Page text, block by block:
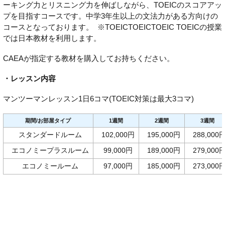
ーキング力とリスニング力を伸ばしながら、TOEICのスコアアッ
プを目指すコースです。中学3年生以上の文法力がある方向けの
コースとなっております。 ※TOEICTOEICTOEIC TOEICの授業
では日本教材を利用します。
CAEAが指定する教材を購入してお持ちください。
・レッスン内容
マンツーマンレッスン1日6コマ(TOEIC対策は最大3コマ)
期間/お部屋タイプ 1週間 2週間 3週間
スタンダードルーム 102,000円 195,000円 288,000
エコノミープラスルーム 99,000円 189,000円 279,000
エコノミールーム 97,000円 185,000円 273,000